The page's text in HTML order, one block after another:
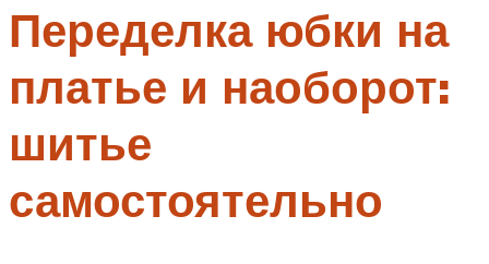
Аксессуары
Меню
Переделка юбки на
платье и наоборот:
шитье
самостоятельно